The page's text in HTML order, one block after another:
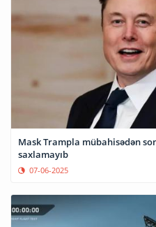
Mask Trampla mübahisədən
saxlamayıb
07-06-2025